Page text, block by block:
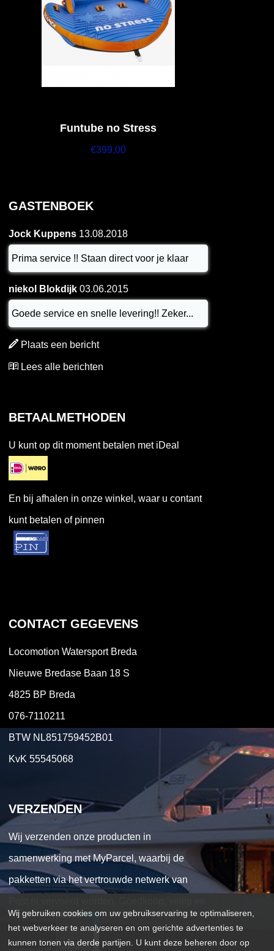
Funtube no Stress
€399,00
GASTENBOEK
Jock Kuppens 13.08.2018
Prima service !! Staan direct voor je klaar
niekol Blokdijk 03.06.2015
Goede service en snelle levering!! Zeker...
Plaats een bericht
Lees alle berichten
BETAALMETHODEN
U kunt op dit moment betalen met iDeal
En bij afhalen in onze winkel, waar u contant
kunt betalen of pinnen
CONTACT GEGEVENS
Locomotion Watersport Breda
Nieuwe Bredase Baan 18 S
4825 BP Breda
076-7110211
BTW NL851759452B01
KvK 55545068
VERZENDEN
Wij verzenden onze producten in
samenwerking met MyParcel, waarbij de
pakketten via het vertrouwde netwerk van
Wij gebruiken cookies om uw gebruikservaring te optimaliseren,
het webverkeer te analyseren en om gerichte advertenties te
kunnen tonen via derde partijen. U kunt deze beheren door op